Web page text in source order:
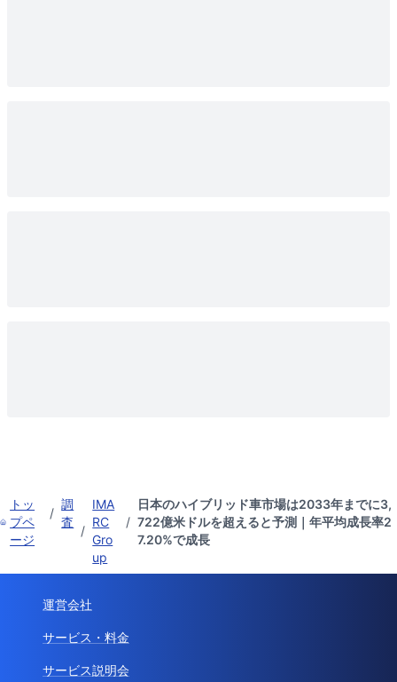
トッ
プペ
ージ
/
調
査
/
IMA
RC
Gro
up
/
日本のハイブリッド車市場は2033年までに3,
722億米ドルを超えると予測｜年平均成長率2
7.20%で成長
運営会社
サービス・料金
サービス説明会